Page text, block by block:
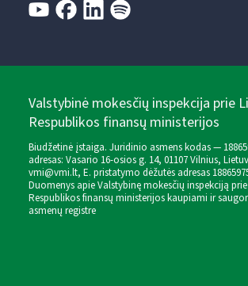
Valstybinė mokesčių inspekcija prie
Respublikos finansų ministerijos
Biudžetinė įstaiga. Juridinio asmens kodas —
adresas: Vasario 16-osios g. 14, 01107 Vilnius,
vmi@vmi.lt, E. pristatymo dėžutės adresas
Duomenys apie Valstybinę mokesčių inspekciją
Respublikos finansų ministerijos kaupiami ir
asmenų registre